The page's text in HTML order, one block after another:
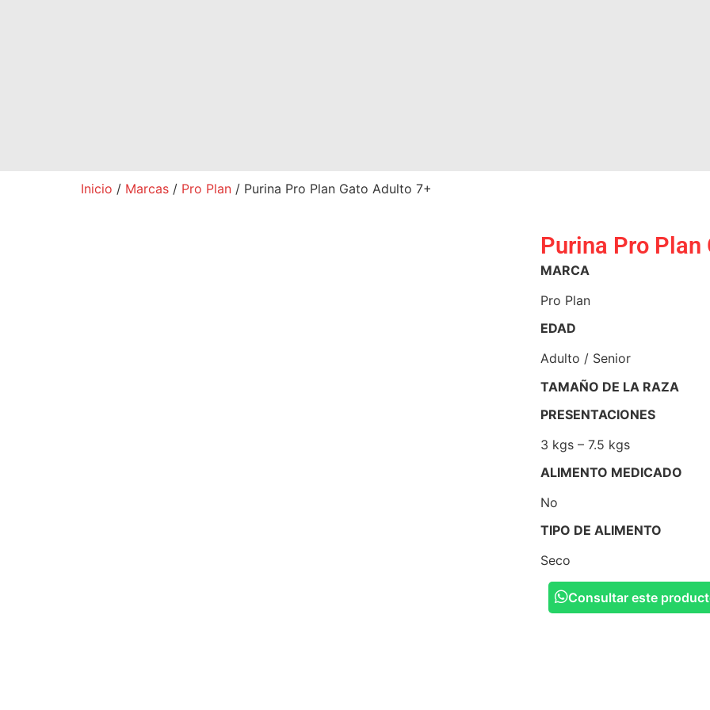
Inicio / Marcas / Pro Plan / Purina Pro Plan Gato Adulto 7+
Purina Pro
MARCA
Pro Plan
EDAD
Adulto / Senior
TAMAÑO DE LA RAZA
PRESENTACIONES
3 kgs – 7.5 kgs
ALIMENTO MEDICADO
No
TIPO DE ALIMENTO
Seco
Consultar este